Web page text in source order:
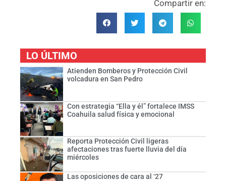
Compartir en:
LO ÚLTIMO
Atienden Bomberos y Protección Civil
volcadura en San Pedro
Con estrategia “Ella y él” fortalece IMSS
Coahuila salud física y emocional
Reporta Protección Civil ligeras
afectaciones tras fuerte lluvia del día
miércoles
Las oposiciones de cara al ‘27